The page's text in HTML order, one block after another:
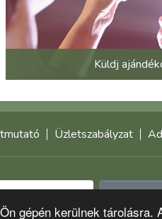
gépén kerülnek
Küldj
Üzletszabályzat